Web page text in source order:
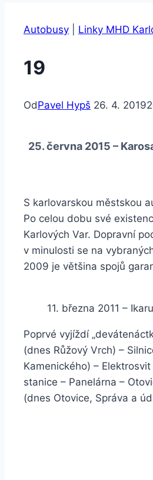
Autobusy Linky MHD
19
OdPavel Hypš 26. 4. 2019
25. června 2015 –
S karlovarskou městskou
Po celou dobu své
Karlových Var. Dopravní
v minulosti se na
2009 je většina spojů
11. března 2011 –
Poprvé vyjíždí
(dnes Růžový Vrch) –
Kamenického) –
stanice – Panelárna –
(dnes Otovice, Správa a